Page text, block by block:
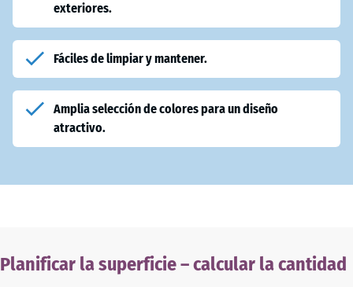
exteriores.
Fáciles de limpiar y mantener.
Amplia selección de colores para un diseño
atractivo.
Planificar la superficie – calcular la cantidad